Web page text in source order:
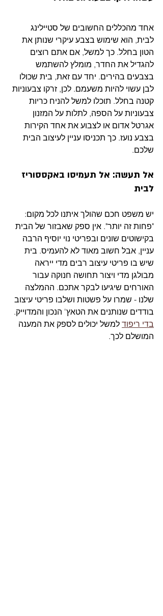
אחד מהכללים החשובים של סטיילינג
לבית, הוא שימוש בצבע עיקרי שנותן את
הטון בחלל. כך למשל, אם אתם רוצים
להגדיל את החדר, מומלץ להשתמש
בצבעים בהירים. יחד עם זאת, בית שכולו
לבן עשוי להיות משעמם. לכן, זרקו צבעוניות
קטנה בחלל. תוכלו למשל להניח כריות
צבעוניות על הספה, לתלות על המזנון
אגרטל אדום או לצבוע את אחד הקירות
בצבע נועז. כך תכניסו עניין לעיצוב הבית
שלכם.
אל תעשה: אל תעמיסו באקססוריז
לבית
יש משפט חכם שהולך איתנו לכל מקום:
"פחות זה יותר". אין ספק שאבזור של הבית
בקישוטים שונים ובפריטי נוי יוסיף הרבה
עניין, אבל חשוב מאוד לא להעמיס. בית
שיש בו פריטי עיצוב רבים מדי ייראה
מבולגן מדי ויצור תחושה חנוקה עבור
האורחים שיגיעו לבקר אתכם. ההמלצה
שלנו - שמרו על פשטות ושלבו פריטי עיצוב
בודדים שנותנים את הטאץ' הנכון והמדוייק.
בדי ריפוד למשל יכולים לספק את המענה
המושלם לכך.